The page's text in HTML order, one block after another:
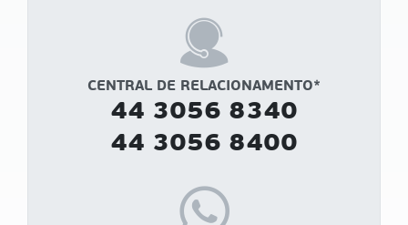
CENTRAL DE RELACIONAMENTO*
44 3056 8340
44 3056 8400